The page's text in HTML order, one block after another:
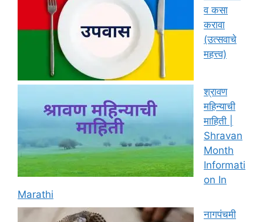
व कसा
करावा
(उत्सवाचे
महत्त्व)
श्रावण
महिन्याची
माहिती |
Shravan
Month
Informati
on In
Marathi
नागपंचमी